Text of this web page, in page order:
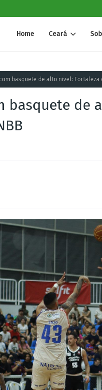
Home Ceará
basquete de alto nível: Fortaleza
basquete de